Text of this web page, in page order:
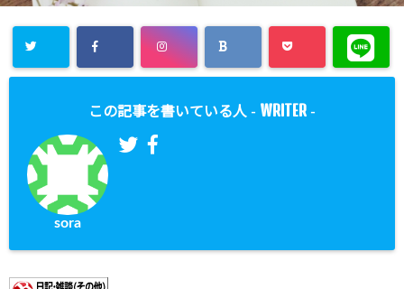
この記事を書いている人 - WRITER -
sora